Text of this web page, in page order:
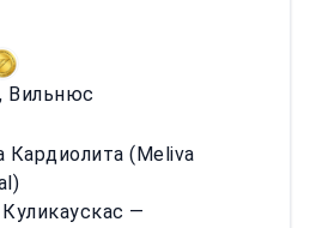
Вильнюс
Кардиолита (Meliva
—